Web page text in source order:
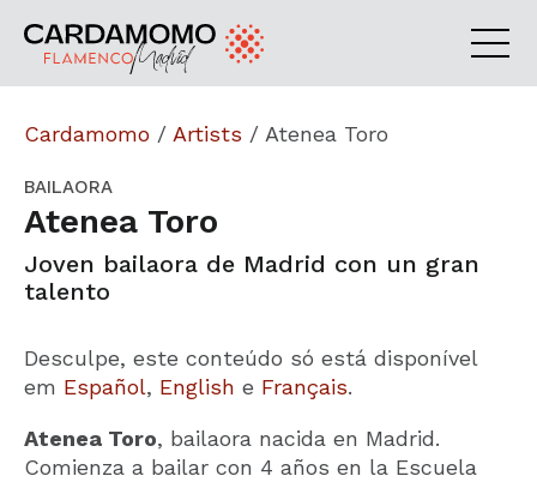
Cardamomo / Artists / Atenea Toro
BAILAORA
Atenea Toro
Joven bailaora de Madrid con un gran
talento
Desculpe, este conteúdo só está disponível
em Español, English e Français.
Atenea Toro, bailaora nacida en Madrid.
Comienza a bailar con 4 años en la Escuela